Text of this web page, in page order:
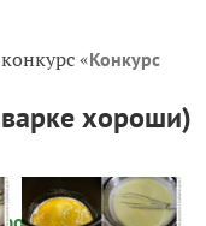
«Конкурс
хороши)